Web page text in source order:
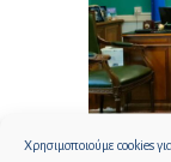
Χρησιμοποιούμε cookies